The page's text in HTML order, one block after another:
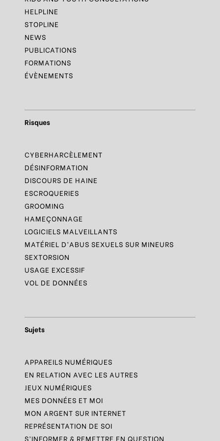
HELPLINE
STOPLINE
NEWS
PUBLICATIONS
FORMATIONS
ÉVÈNEMENTS
Risques
CYBERHARCÈLEMENT
DÉSINFORMATION
DISCOURS DE HAINE
ESCROQUERIES
GROOMING
HAMEÇONNAGE
LOGICIELS MALVEILLANTS
MATÉRIEL D’ABUS SEXUELS SUR MINEURS
SEXTORSION
USAGE EXCESSIF
VOL DE DONNÉES
Sujets
APPAREILS NUMÉRIQUES
EN RELATION AVEC LES AUTRES
JEUX NUMÉRIQUES
MES DONNÉES ET MOI
MON ARGENT SUR INTERNET
REPRÉSENTATION DE SOI
S’INFORMER & REMETTRE EN QUESTION